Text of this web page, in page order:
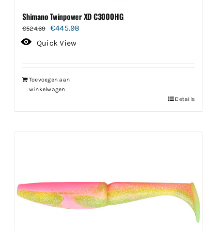
Shimano Twinpower XD C3000HG
€524.69
Oorspronkelijke
prijs
€524.69.
€445.98
€445.98.
Quick View
Toevoegen aan
winkelwagen
Details